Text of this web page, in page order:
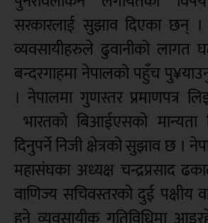
सरकारलाई सुझाव दिएका छन्
व्यवसायीहरुले ढुवानीको लागत
बन्दरगाहमा नेपालको पहुँच
। नेपालमा गुणस्तर प्रमाणपत्र
भारतको बिआईएसको मान्यता
दिनुपर्ने निजी क्षेत्रको सुझाव छ ।
महासंघका अध्यक्ष चन्द्रप्रसाद
वाणिज्य सचिवस्तरको दुई पक्षीय